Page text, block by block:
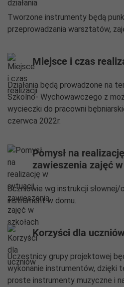
Tworzone instrumenty będą
przeprowadzania warsztatów,
Miejsce i czas
Działania będą prowadzone na
Szkolno- Wychowawczego z
wycieczki do pracowni
czerwca 2022r.
Pomysł na
zawieszenia zajęć
Uczniowie wg instrukcji
instrument w domu.
Korzyści dla uczniów
Uczestnicy grupy projektowej
wykonanie instrumentów, dzięki
proste instrumenty muzyczne i